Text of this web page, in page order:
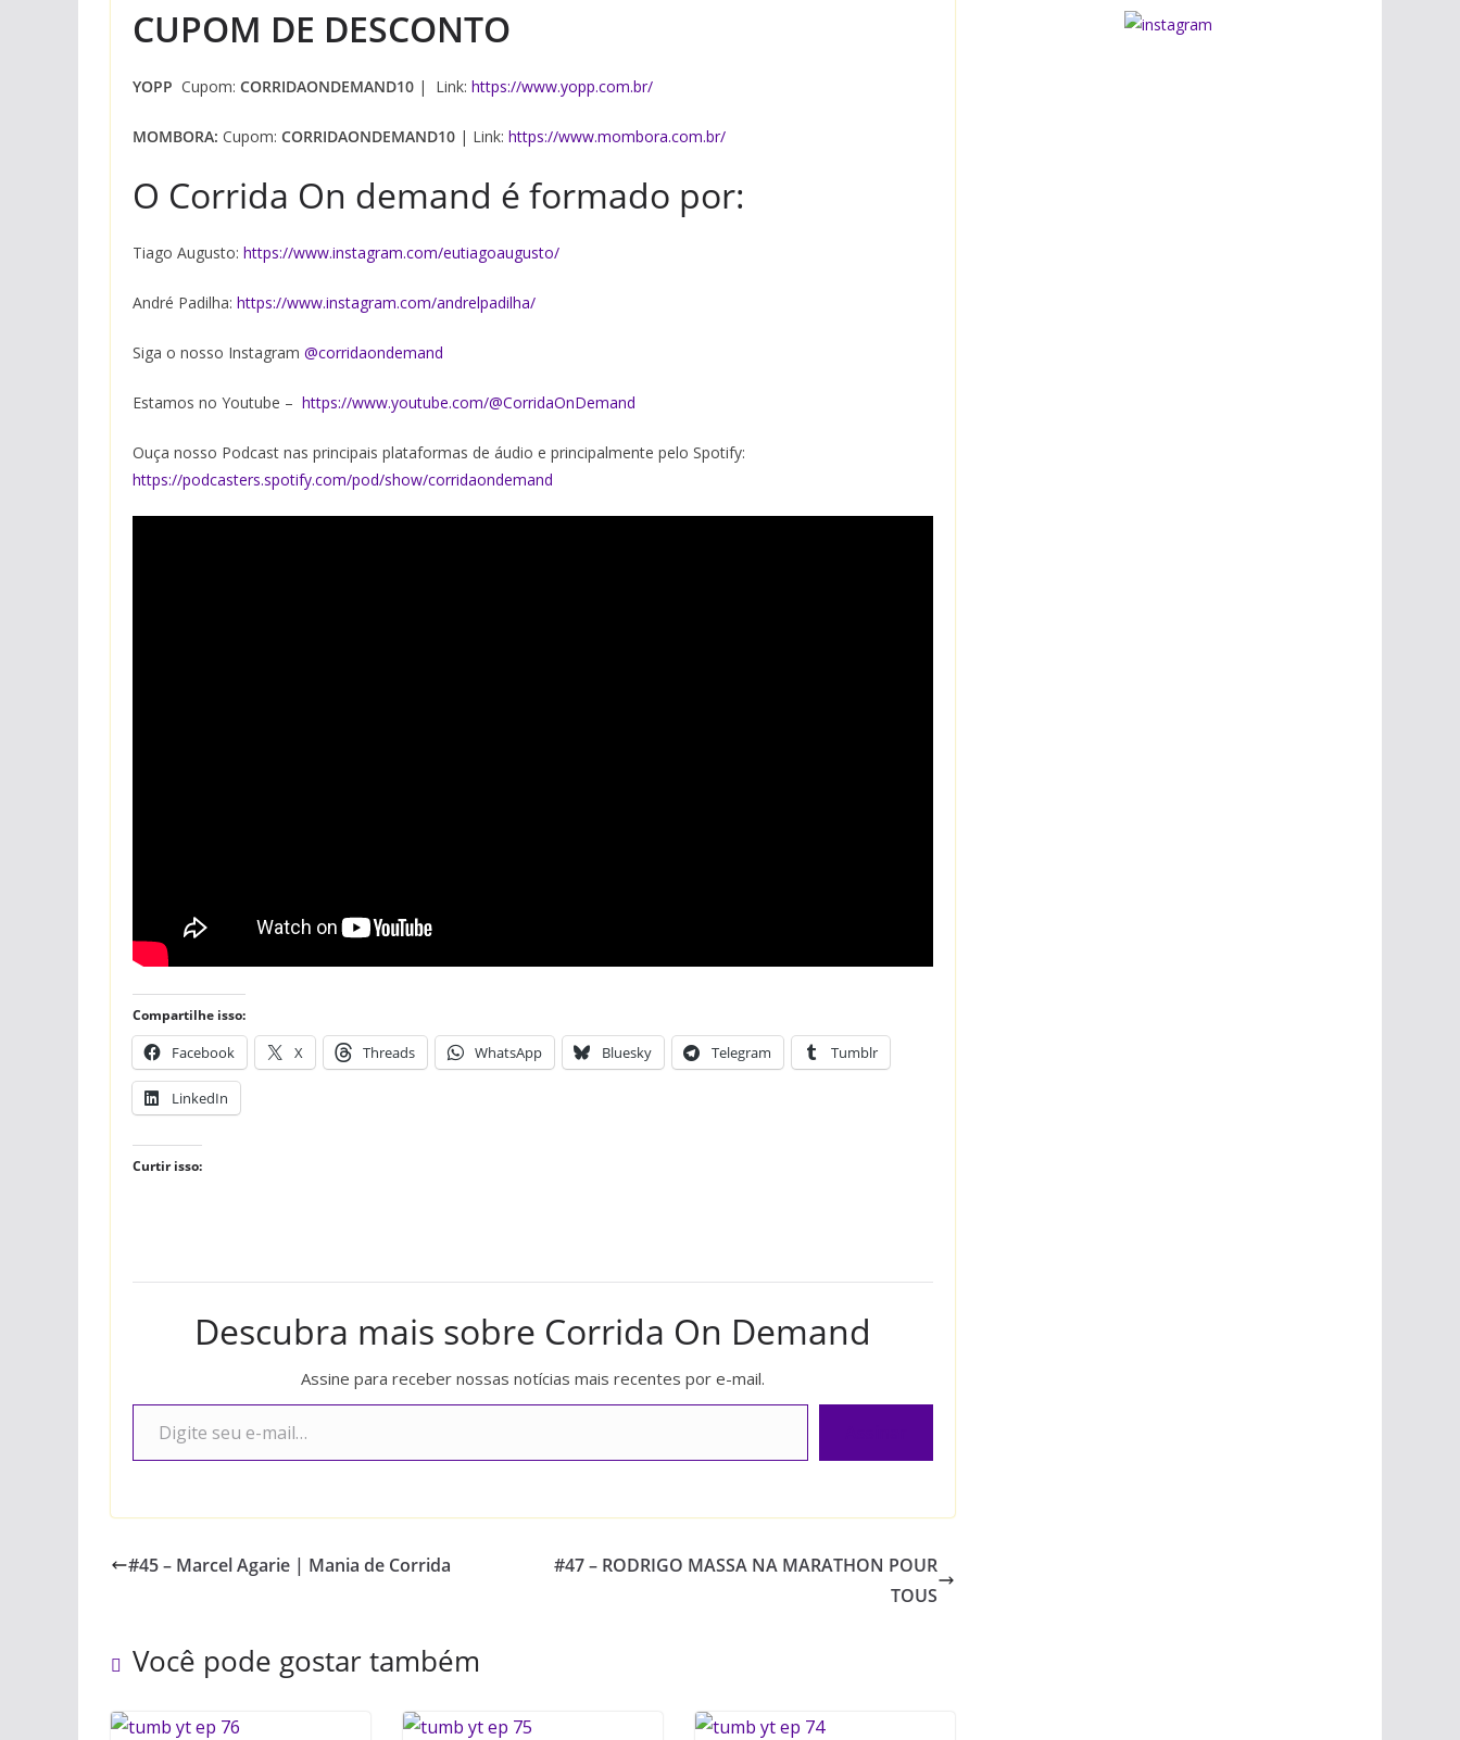
CUPOM DE DESCONTO
YOPP Cupom: CORRIDAONDEMAND10 | Link: https://www.yopp.com.br/
MOMBORA: Cupom: CORRIDAONDEMAND10 | Link: https://www.mombora.com.br/
O Corrida On demand é formado por:
Tiago Augusto: https://www.instagram.com/eutiagoaugusto/
André Padilha: https://www.instagram.com/andrelpadilha/
Siga o nosso Instagram ⁠@corridaondeman⁠d
Estamos no Youtube – https://www.youtube.com/@CorridaOnDemand
Ouça nosso Podcast nas principais plataformas de áudio e principalmente pelo Spotify:
https://podcasters.spotify.com/pod/show/corridaondemand
Compartilhe isso:
Facebook X Threads WhatsApp Bluesky Telegram Tumblr
LinkedIn
Curtir isso:
Descubra mais sobre Corrida On Demand
Assine para receber nossas notícias mais recentes por e-mail.
Digite seu e-mail…
#45 – Marcel Agarie | Mania de Corrida
#47 – RODRIGO MASSA NA MARATHON POUR
TOUS
Você pode gostar também